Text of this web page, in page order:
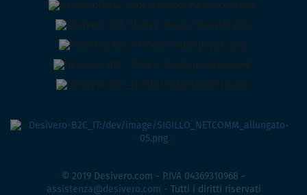
© 2019 Desivero.com - P.IVA 04369310968 -
assistenza@desivero.com - Tutti i diritti riservati